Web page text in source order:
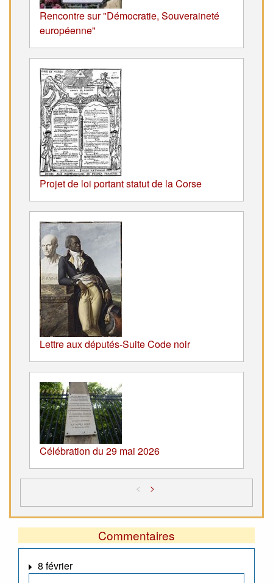
Rencontre sur "Démocratie, Souveraineté
européenne"
Projet de loi portant statut de la Corse
Lettre aux députés-Suite Code noir
Célébration du 29 mai 2026
< >
Commentaires
8 février